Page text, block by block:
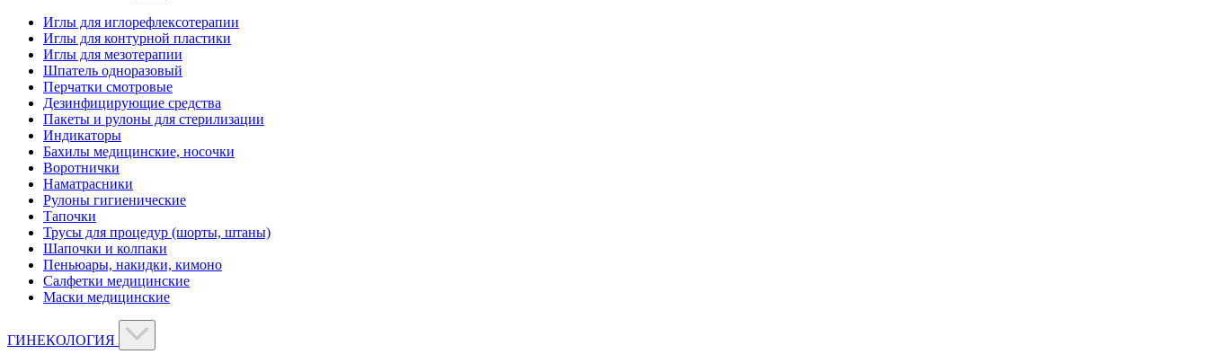
Иглы для иглорефлексотерапии
Иглы для контурной пластики
Иглы для мезотерапии
Шпатель одноразовый
Перчатки смотровые
Дезинфицирующие средства
Пакеты и рулоны для стерилизации
Индикаторы
Бахилы медицинские, носочки
Воротнички
Наматрасники
Рулоны гигиенические
Тапочки
Трусы для процедур (шорты, штаны)
Шапочки и колпаки
Пеньюары, накидки, кимоно
Салфетки медицинские
Маски медицинские
ГИНЕКОЛОГИЯ